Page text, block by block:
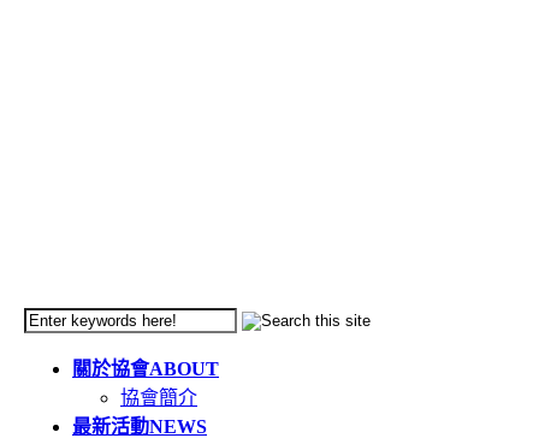
關於協會ABOUT
協會簡介
最新活動NEWS